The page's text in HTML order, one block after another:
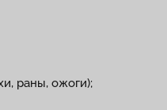
раны, ожоги);